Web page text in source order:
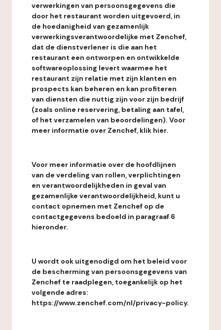
verwerkingen van persoonsgegevens die
door het restaurant worden uitgevoerd, in
de hoedanigheid van gezamenlijk
verwerkingsverantwoordelijke met Zenchef,
dat de dienstverlener is die aan het
restaurant een ontworpen en ontwikkelde
softwareoplossing levert waarmee het
restaurant zijn relatie met zijn klanten en
prospects kan beheren en kan profiteren
van diensten die nuttig zijn voor zijn bedrijf
(zoals online reservering, betaling aan tafel,
of het verzamelen van beoordelingen). Voor
meer informatie over Zenchef, klik hier.
Voor meer informatie over de hoofdlijnen
van de verdeling van rollen, verplichtingen
en verantwoordelijkheden in geval van
gezamenlijke verantwoordelijkheid, kunt u
contact opnemen met Zenchef op de
contactgegevens bedoeld in paragraaf 6
hieronder.
U wordt ook uitgenodigd om het beleid voor
de bescherming van persoonsgegevens van
Zenchef te raadplegen, toegankelijk op het
volgende adres:
https://www.zenchef.com/nl/privacy-policy.